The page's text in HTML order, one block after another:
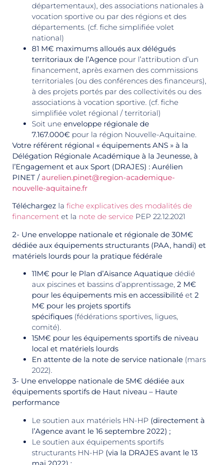
départementaux), des associations nationales à
vocation sportive ou par des régions et des
départements. (cf. fiche simplifiée volet
national)
81 M€ maximums alloués aux délégués
territoriaux de l’Agence pour l’attribution d’un
financement, après examen des commissions
territoriales (ou des conférences des financeurs),
à des projets portés par des collectivités ou des
associations à vocation sportive. (cf. fiche
simplifiée volet régional / territorial)
Soit une enveloppe régionale de
7.167.000€ pour la région Nouvelle-Aquitaine.
Votre référent régional « équipements ANS » à la
Délégation Régionale Académique à la Jeunesse, à
l’Engagement et aux Sport (DRAJES) : Aurélien
PINET /aurelien.pinet@region-academique-
nouvelle-aquitaine.fr
Téléchargez la fiche explicatives des modalités de
financement et la note de service PEP 22.12.2021
2- Une enveloppe nationale et régionale de 30M€
dédiée aux équipements structurants (PAA, handi) et
matériels lourds pour la pratique fédérale
11M€ pour le Plan d’Aisance Aquatique dédié
aux piscines et bassins d’apprentissage, 2 M€
pour les équipements mis en accessibilité et 2
M€ pour les projets sportifs
spécifiques (fédérations sportives, ligues,
comité).
15M€ pour les équipements sportifs de niveau
local et matériels lourds
En attente de la note de service nationale (mars
2022).
3- Une enveloppe nationale de 5M€ dédiée aux
équipements sportifs de Haut niveau – Haute
performance
Le soutien aux matériels HN-HP (directement à
l’Agence avant le 16 septembre 2022) ;
Le soutien aux équipements sportifs
structurants HN-HP (via la DRAJES avant le 13
mai 2022) ;